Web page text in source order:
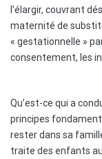
l’élargir, couvrant
maternité de
« gestationnelle »
consentement, les
Qu’est-ce qui a
principes
rester dans sa
traite des enfants